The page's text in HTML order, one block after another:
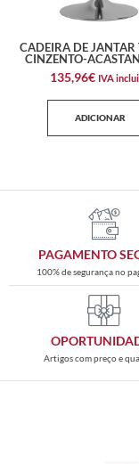
CADEIRA DE JANTAR
CINZENTO-
135,96€ IVA
ADICIONAR
PAGAMENTO
100% de segurança no
Artigos com preço e